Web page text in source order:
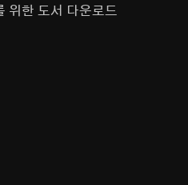
위한 도서 다운로드